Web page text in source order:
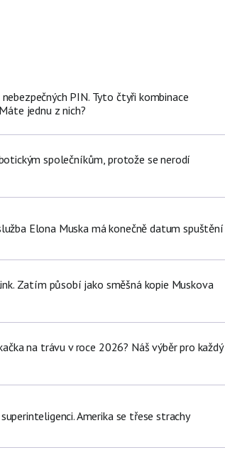
PIN. Tyto čtyři kombinace
jednu z nich?
společníkům, protože se nerodí
Elona Muska má konečně datum spuštění
Zatím působí jako směšná kopie Muskova
na trávu v roce 2026? Náš výběr pro každý
Amerika se třese strachy